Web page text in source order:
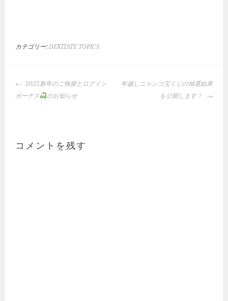
カテゴリー: DEKITATE TOPICS
投
稿
ー
2025新年のご挨拶とログイン
ボーナス
のお知らせ
年越しニャンコ宝くじの抽選結果
を公開します！
コメントを残す